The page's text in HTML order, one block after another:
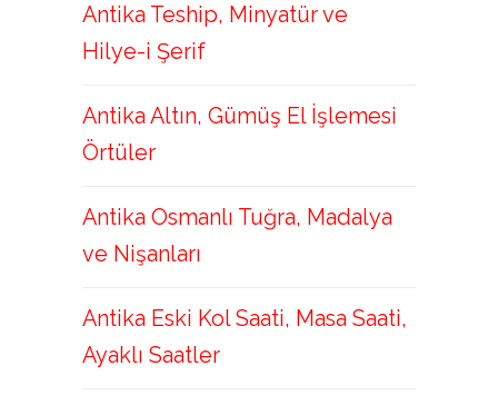
Antika Teship, Minyatür ve
Hilye-i Şerif
Antika Altın, Gümüş El İşlemesi
Örtüler
Antika Osmanlı Tuğra, Madalya
ve Nişanları
Antika Eski Kol Saati, Masa Saati,
Ayaklı Saatler